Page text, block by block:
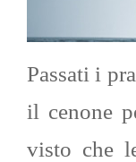
Passati i
il cenone
visto che